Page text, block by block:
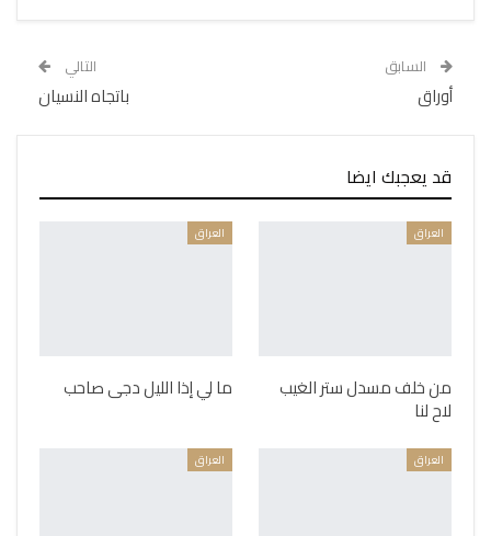
السابق
أوراق
التالي
باتجاه النسيان
قد يعجبك ايضا
العراق
من خلف مسدل ستر الغيب
لاح لنا
العراق
ما لي إذا الليل دجى صاحب
العراق العراق